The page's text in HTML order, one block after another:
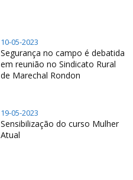
10-05-2023
Segurança no campo é debatida
em reunião no Sindicato Rural
de Marechal Rondon
19-05-2023
Sensibilização do curso Mulher
Atual